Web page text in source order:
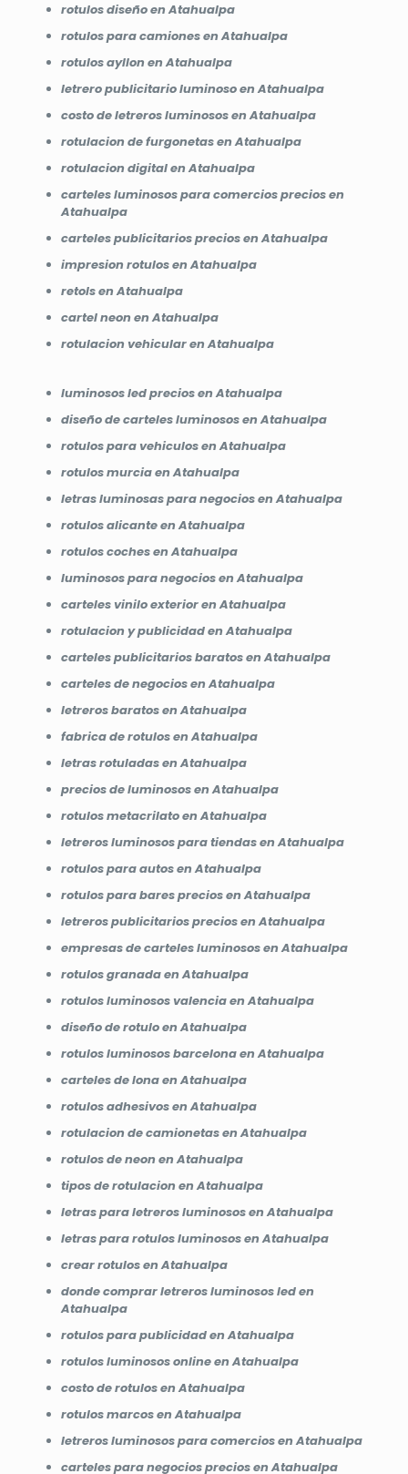
rotulos diseño en Atahualpa
rotulos para camiones en Atahualpa
rotulos ayllon en Atahualpa
letrero publicitario luminoso en Atahualpa
costo de letreros luminosos en Atahualpa
rotulacion de furgonetas en Atahualpa
rotulacion digital en Atahualpa
carteles luminosos para comercios precios en
Atahualpa
carteles publicitarios precios en Atahualpa
impresion rotulos en Atahualpa
retols en Atahualpa
cartel neon en Atahualpa
rotulacion vehicular en Atahualpa
luminosos led precios en Atahualpa
diseño de carteles luminosos en Atahualpa
rotulos para vehiculos en Atahualpa
rotulos murcia en Atahualpa
letras luminosas para negocios en Atahualpa
rotulos alicante en Atahualpa
rotulos coches en Atahualpa
luminosos para negocios en Atahualpa
carteles vinilo exterior en Atahualpa
rotulacion y publicidad en Atahualpa
carteles publicitarios baratos en Atahualpa
carteles de negocios en Atahualpa
letreros baratos en Atahualpa
fabrica de rotulos en Atahualpa
letras rotuladas en Atahualpa
precios de luminosos en Atahualpa
rotulos metacrilato en Atahualpa
letreros luminosos para tiendas en Atahualpa
rotulos para autos en Atahualpa
rotulos para bares precios en Atahualpa
letreros publicitarios precios en Atahualpa
empresas de carteles luminosos en Atahualpa
rotulos granada en Atahualpa
rotulos luminosos valencia en Atahualpa
diseño de rotulo en Atahualpa
rotulos luminosos barcelona en Atahualpa
carteles de lona en Atahualpa
rotulos adhesivos en Atahualpa
rotulacion de camionetas en Atahualpa
rotulos de neon en Atahualpa
tipos de rotulacion en Atahualpa
letras para letreros luminosos en Atahualpa
letras para rotulos luminosos en Atahualpa
crear rotulos en Atahualpa
donde comprar letreros luminosos led en
Atahualpa
rotulos para publicidad en Atahualpa
rotulos luminosos online en Atahualpa
costo de rotulos en Atahualpa
rotulos marcos en Atahualpa
letreros luminosos para comercios en Atahualpa
carteles para negocios precios en Atahualpa